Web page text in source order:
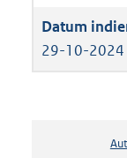
29-10-2024